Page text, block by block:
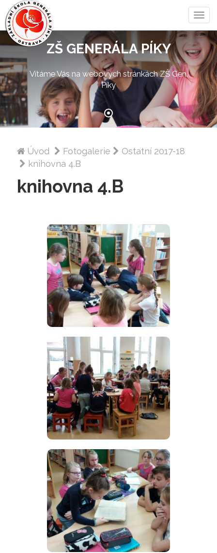
menu
ZŠ GENERÁLA PÍKY
Vítáme Vás na webových stránkách ZŠ Gen.
Píky
Úvod Fotogalerie
Ostatní 2017-18
knihovna 4.B
knihovna 4.B